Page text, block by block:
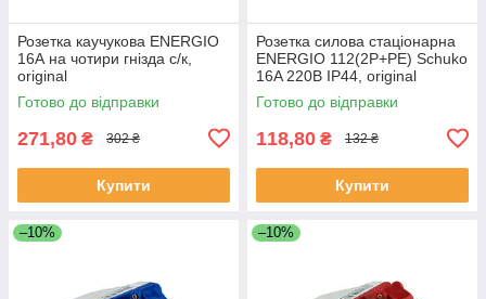
Розетка каучукова ENERGIO
16А на чотири гнізда с/к,
original
Готово до відправки
271,80 ₴ 302 ₴
Купити
Розетка силова стаціонарна
ENERGIO 112(2P+PE) Schuko
16A 220В IP44, original
Готово до відправки
118,80 ₴ 132 ₴
Купити
–10% –10%